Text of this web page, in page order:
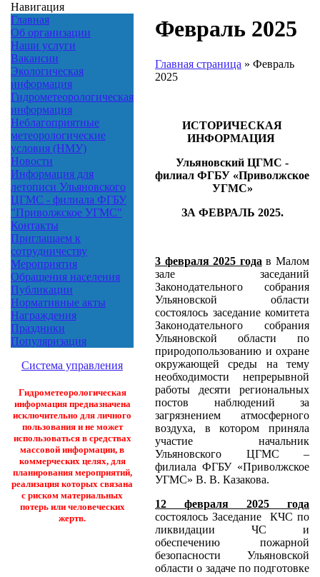
Навигация
Главная
Об организации
Наши услуги
Вакансии
Экологическая
информация
Гидрометеорологическая
информация
Неблагоприятные
метеорологические
условия (НМУ)
Новости
Информация для
летописи Ульяновского
ЦГМС - филиала ФГБУ
"Приволжское УГМС"
Контакты
Приглашаем к
сотрудничеству
Мероприятия
Обращения населения
Публикации
Нормативные акты
Награждения
Праздники
Популяризация
Система управления
Гидрометеорологическая
информация предназначена
исключительно для личного
пользования и не может
использоваться в средствах
массовой информации, в
коммерческих целях, для
планирования мероприятий,
реализация которых связана
с риском материальных
потерь или человеческих
жертв.
Февраль 2025
Главная страница » Февраль
2025
ИСТОРИЧЕСКАЯ
ИНФОРМАЦИЯ
Ульяновский ЦГМС -
филиал ФГБУ «Приволжское
УГМС»
ЗА ФЕВРАЛЬ 2025.
3 февраля 2025 года в Малом
зале заседаний
Законодательного собрания
Ульяновской области
состоялось заседание комитета
Законодательного собрания
Ульяновской области по
природопользованию и охране
окружающей среды на тему
необходимости непрерывной
работы десяти региональных
постов наблюдений за
загрязнением атмосферного
воздуха, в котором приняла
участие начальник
Ульяновского ЦГМС –
филиала ФГБУ «Приволжское
УГМС» В. В. Казакова.
12 февраля 2025 года
состоялось Заседание КЧС по
ликвидации ЧС и
обеспечению пожарной
безопасности Ульяновской
области о задаче по подготовке